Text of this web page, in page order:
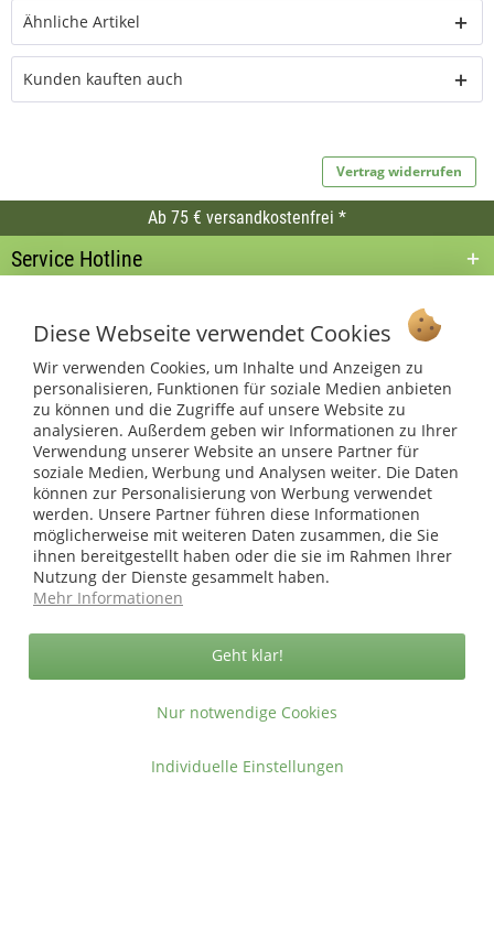
Ähnliche Artikel
Kunden kauften auch
Vertrag widerrufen
Ab 75 € versandkostenfrei *
Service Hotline
* bei Paketversand. Alle Preise inkl. gesetzl. Mehrwertsteuer zzgl.
Versandkosten.
Copyright © afp marketing gmbh - Alle Rechte vorbehalten
Sicher zahlen in unserem Onlineshop
Diese Webseite verwendet Cookies
Wir verwenden Cookies, um Inhalte und Anzeigen zu
personalisieren, Funktionen für soziale Medien anbieten
zu können und die Zugriffe auf unsere Website zu
analysieren. Außerdem geben wir Informationen zu Ihrer
Verwendung unserer Website an unsere Partner für
soziale Medien, Werbung und Analysen weiter. Die Daten
können zur Personalisierung von Werbung verwendet
werden. Unsere Partner führen diese Informationen
möglicherweise mit weiteren Daten zusammen, die Sie
ihnen bereitgestellt haben oder die sie im Rahmen Ihrer
Nutzung der Dienste gesammelt haben.
Mehr Informationen
Nur notwendige Cookies
Geht klar!
Individuelle Einstellungen